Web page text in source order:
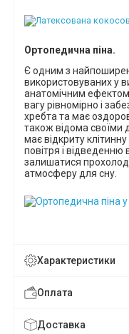
Ортопедична піна.
Є одним з
використовуваних у
анатомічним
вагу рівномірно і
хребта та має
також відома
має відкриту
повітря і
залишатися
атмосферу для сну.
Характеристики
Оплата
Доставка